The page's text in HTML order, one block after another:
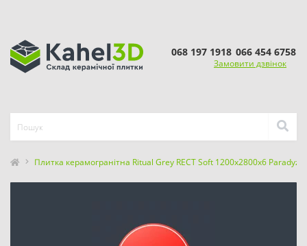
068 197 1918 066 454 6758
Замовити дзвінок
Плитка керамогранітна Ritual Grey RECT Soft 1200x2800x6 Paradyz